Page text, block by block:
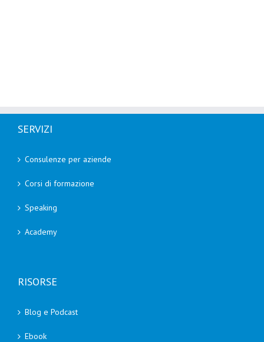
SERVIZI
Consulenze per aziende
Corsi di formazione
Speaking
Academy
RISORSE
Blog e Podcast
Ebook